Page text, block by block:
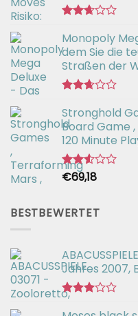
mit
2.66
von 5
Monopoly
dem Sie die
Straßen der
mit
2.64
von 5
Stronghold
Board Game ,
120 Minute
Bewertet
von 5
€69,18
BESTBEWERTET
Jahres 2007,